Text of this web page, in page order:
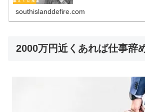
southislanddefire.com
2000万円近くあれば仕事辞